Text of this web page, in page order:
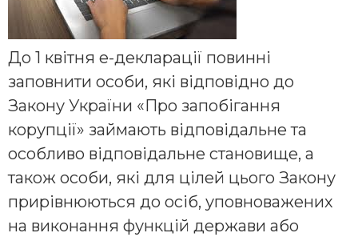
До 1 квітня е-декларації повинні
заповнити особи, які відповідно до
Закону України «Про запобігання
корупції» займають відповідальне та
особливо відповідальне становище, а
також особи, які для цілей цього Закону
прирівнюються до осіб, уповноважених
на виконання функцій держави або